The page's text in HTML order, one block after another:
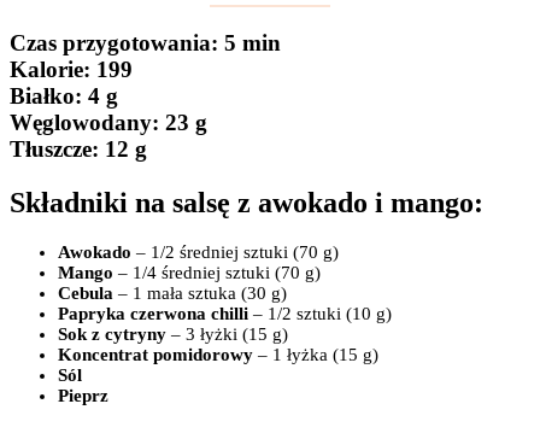
Czas przygotowania: 5 min
Kalorie: 199
Białko: 4 g
Węglowodany: 23 g
Tłuszcze: 12 g
Składniki na salsę z awokado i mango:
Awokado – 1/2 średniej sztuki (70 g)
Mango – 1/4 średniej sztuki (70 g)
Cebula – 1 mała sztuka (30 g)
Papryka czerwona chilli – 1/2 sztuki (10 g)
Sok z cytryny – 3 łyżki (15 g)
Koncentrat pomidorowy – 1 łyżka (15 g)
Sól
Pieprz